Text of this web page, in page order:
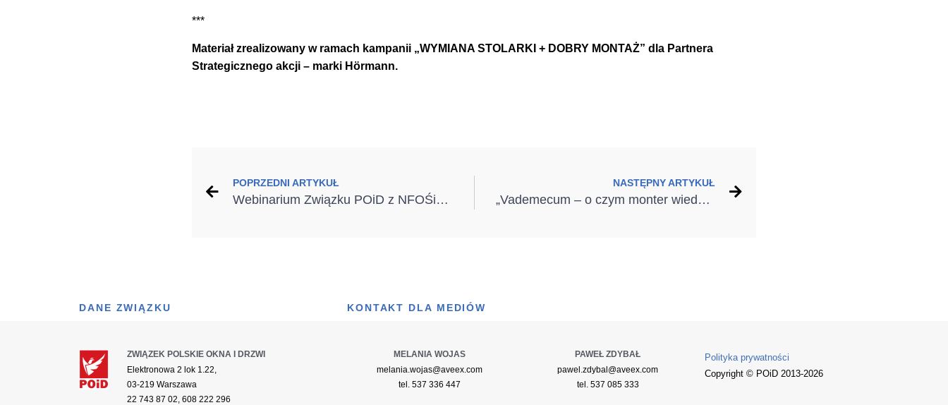
***
Materiał zrealizowany w ramach kampanii „WYMIANA STOLARKI + DOBRY MONTAŻ” dla Partnera
Strategicznego akcji – marki Hörmann.
POPRZEDNI ARTYKUŁ
Webinarium Związku POiD z NFOŚiGW za nami!
NASTĘPNY ARTYKUŁ
„Vademecum – o czym monter wiedzieć powinien?” – odbyło się pierwsze szkolenie w ramach grupy „Porozmawiajmy o dobrym montażu”!
DANE ZWIĄZKU KONTAKT DLA MEDIÓW
ZWIĄZEK POLSKIE OKNA I DRZWI
Elektronowa 2 lok 1.22,
03-219 Warszawa
22 743 87 02, 608 222 296
MELANIA WOJAS
melania.wojas@aveex.com
tel. 537 336 447
PAWEŁ ZDYBAŁ
pawel.zdybal@aveex.com
tel. 537 085 333
Polityka prywatności
Copyright © POiD 2013-2026